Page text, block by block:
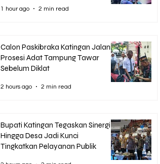
1 hour ago 2 min read
Calon Paskibraka Katingan Jalani
Prosesi Adat Tampung Tawar
Sebelum Diklat
2 hours ago 2 min read
Bupati Katingan Tegaskan Sinergi
Hingga Desa Jadi Kunci
Tingkatkan Pelayanan Publik